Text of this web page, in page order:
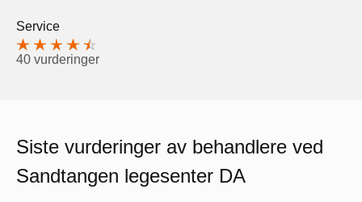
Service
40 vurderinger
Siste vurderinger av behandlere ved
Sandtangen legesenter DA